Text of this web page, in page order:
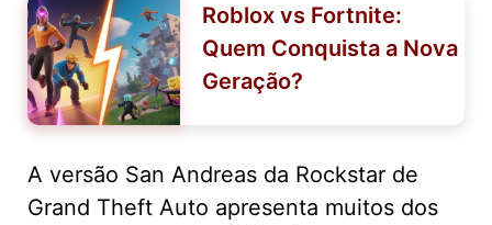
Roblox vs Fortnite:
Quem Conquista a Nova
Geração?
A versão San Andreas da Rockstar de
Grand Theft Auto apresenta muitos dos